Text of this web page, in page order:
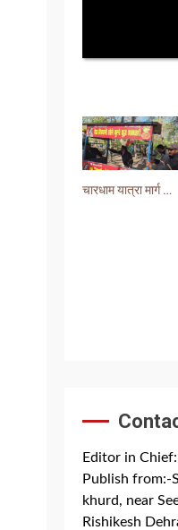
चारधाम यात्रा मार्ग से प्रशासन ने हटाया अतिक्रमण
Editor in
Publish from:-
khurd, near
Rishikesh